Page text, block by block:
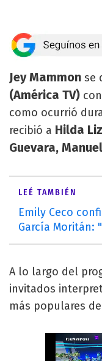
Jey Mammon se
(América TV)
como ocurrió
recibió a Hilda
Guevara,
LEÉ TAMBIÉN
Emily Ceco
García Moritán:
A lo largo del
invitados
más populares